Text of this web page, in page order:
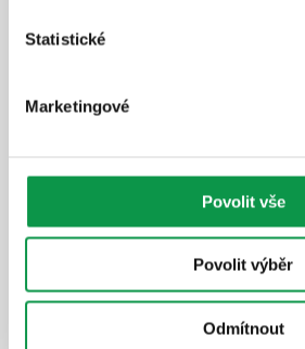
Statistické
Marketingové
Povolit vše
Povolit výběr
Odmítnout
25 410
Detail produktu